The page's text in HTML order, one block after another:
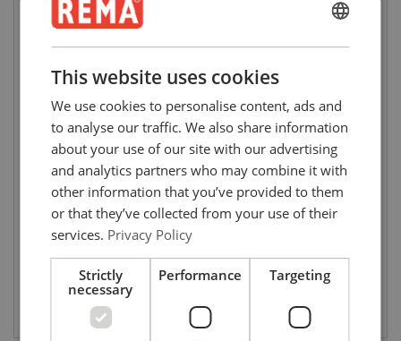
DM mobiele vatenwagen
WLL: 0.365 - 0.365 ton
DD stalen vaten dollie
WLL: 0.41 - 0.41 ton
Diameter mm: 600 - 600
GERMAN
This website uses cookies
We use cookies to personalise content, ads and
to analyse our traffic. We also share information
about your use of our site with our advertising
and analytics partners who may combine it with
other information that you’ve provided to them
or that they’ve collected from your use of their
services. Privacy Policy
Strictly
necessary
Performance Targeting